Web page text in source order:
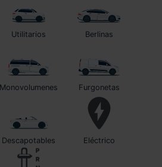
Utilitarios Berlinas
Monovolumenes Furgonetas
Descapotables Eléctrico